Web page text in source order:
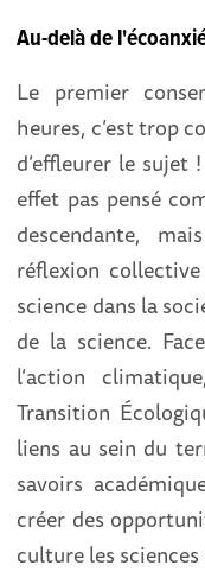
Au-delà de
Le premier
heures, c’est trop
d’effleurer le sujet
effet pas pensé
descendante,
réflexion
science dans la
de la science.
l’action
Transition
liens au sein du
savoirs
créer des
culture les